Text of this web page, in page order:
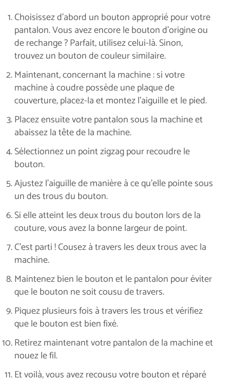
Choisissez d’abord un bouton approprié pour votre
pantalon. Vous avez encore le bouton d’origine ou
de rechange ? Parfait, utilisez celui-là. Sinon,
trouvez un bouton de couleur similaire.
Maintenant, concernant la machine : si votre
machine à coudre possède une plaque de
couverture, placez-la et montez l’aiguille et le pied.
Placez ensuite votre pantalon sous la machine et
abaissez la tête de la machine.
Sélectionnez un point zigzag pour recoudre le
bouton.
Ajustez l’aiguille de manière à ce qu’elle pointe sous
un des trous du bouton.
Si elle atteint les deux trous du bouton lors de la
couture, vous avez la bonne largeur de point.
C’est parti ! Cousez à travers les deux trous avec la
machine.
Maintenez bien le bouton et le pantalon pour éviter
que le bouton ne soit cousu de travers.
Piquez plusieurs fois à travers les trous et vérifiez
que le bouton est bien fixé.
Retirez maintenant votre pantalon de la machine et
nouez le fil.
Et voilà, vous avez recousu votre bouton et réparé